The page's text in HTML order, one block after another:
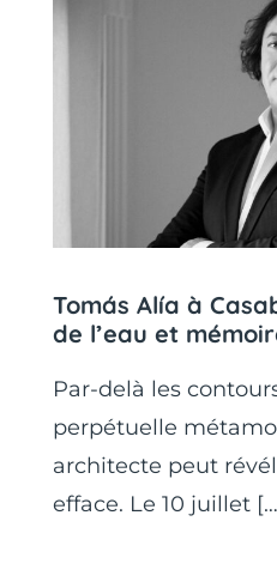
Tomás Alía à
de l’eau et
Par-delà les
perpétuelle
architecte peut
efface. Le 10 juillet